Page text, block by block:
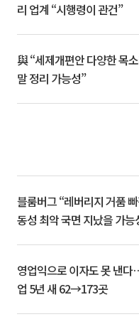
리 업계 “시행령이 관건”
與 “세제개편안 다양한 목
말 정리 가능성”
블룸버그 “레버리지 거품
동성 최악 국면 지났을 가능
영업익으로 이자도 못 낸
업 5년 새 62→173곳